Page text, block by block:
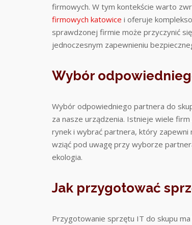
firmowych. W tym kontekście warto
firmowych katowice i oferuje
sprawdzonej firmie może przyczynić
jednoczesnym zapewnieniu
Wybór
Wybór odpowiedniego partnera do
za nasze urządzenia. Istnieje wiele
rynek i wybrać partnera, który
wziąć pod uwagę przy wyborze
ekologia.
Jak przygotować
Przygotowanie sprzętu IT do skupu